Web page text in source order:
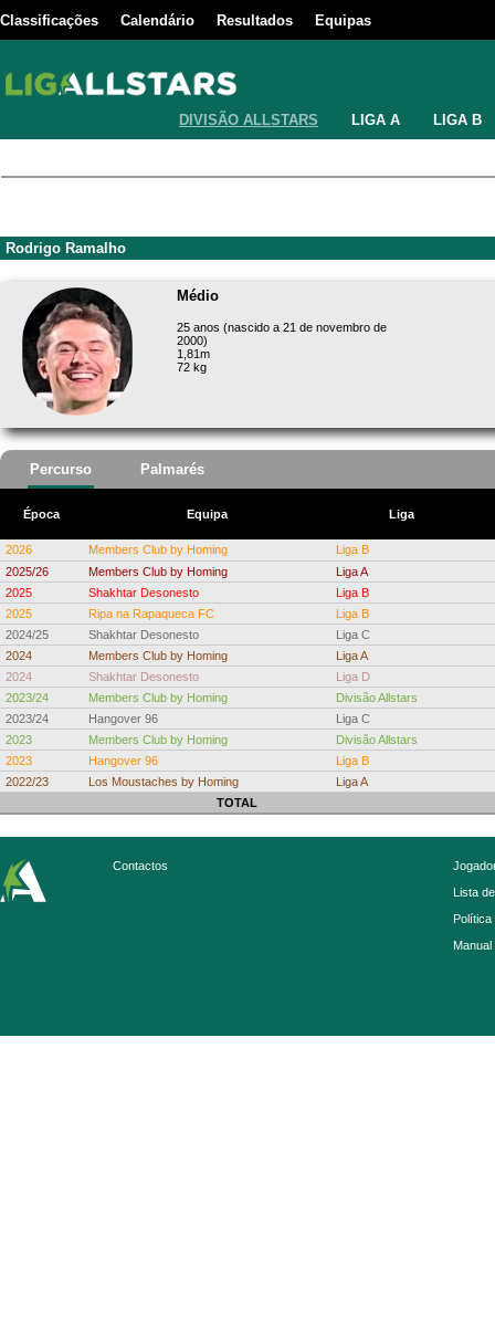
Classificações Calendário Resultados Equipas
DIVISÃO ALLSTARS LIGA A LIGA B
Rodrigo Ramalho
Médio
25 anos (nascido a 21 de novembro de
2000)
1,81m
72 kg
Percurso Palmarés
Época Equipa Liga
2026 Members Club by Homing
Liga B
2025/26
Members Club by Homing
Liga A
2025
Shakhtar Desonesto
Liga B
2025
Ripa na Rapaqueca FC
Liga B
2024/25
Shakhtar Desonesto
Liga C
2024
Members Club by Homing
Liga A
2024
Shakhtar Desonesto
Liga D
2023/24
Members Club by Homing
Divisão Allstars
2023/24
Hangover 96
Liga C
2023
Members Club by Homing
Divisão Allstars
2023
Hangover 96
Liga B
2022/23
Los Moustaches by Homing
Liga A
TOTAL
Contactos
Lista
Política